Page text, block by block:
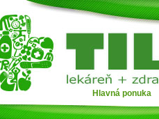
Hlavná ponuka